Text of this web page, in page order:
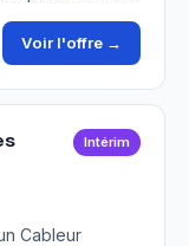
Voir l'offre →
Intérim
Cableur